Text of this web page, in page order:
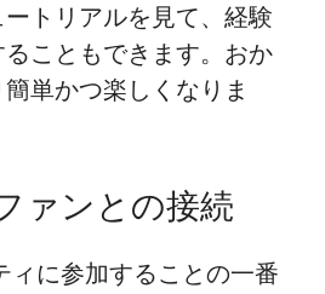
トリアルを見て、経験
こともできます。おか
単かつ楽しくなりま
ァンとの接続
ィに参加することの一番